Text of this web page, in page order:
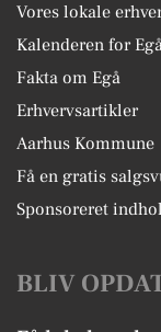
Vores lokale
Kalenderen for
Fakta om Egå
Erhvervsartikler
Aarhus Kommune
Få en gratis
Sponsoreret
BLIV